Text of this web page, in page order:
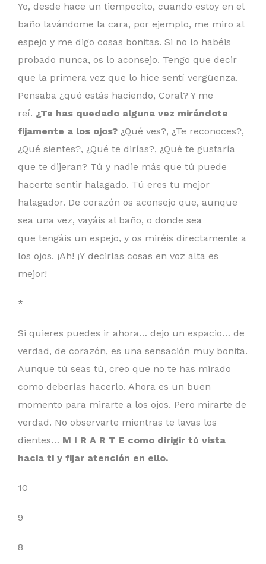
Yo, desde hace un tiempecito, cuando estoy en el
baño lavándome la cara, por ejemplo, me miro al
espejo y me digo cosas bonitas. Si no lo habéis
probado nunca, os lo aconsejo. Tengo que decir
que la primera vez que lo hice sentí vergüenza.
Pensaba ¿qué estás haciendo, Coral? Y me
reí. ¿Te has quedado alguna vez mirándote
fijamente a los ojos? ¿Qué ves?, ¿Te reconoces?,
¿Qué sientes?, ¿Qué te dirías?, ¿Qué te gustaría
que te dijeran? Tú y nadie más que tú puede
hacerte sentir halagado. Tú eres tu mejor
halagador. De corazón os aconsejo que, aunque
sea una vez, vayáis al baño, o donde sea
que tengáis un espejo, y os miréis directamente a
los ojos. ¡Ah! ¡Y decirlas cosas en voz alta es
mejor!
*
Si quieres puedes ir ahora… dejo un espacio… de
verdad, de corazón, es una sensación muy bonita.
Aunque tú seas tú, creo que no te has mirado
como deberías hacerlo. Ahora es un buen
momento para mirarte a los ojos. Pero mirarte de
verdad. No observarte mientras te lavas los
dientes… M I R A R T E como dirigir tú vista
hacia ti y fijar atención en ello.
10
9
8